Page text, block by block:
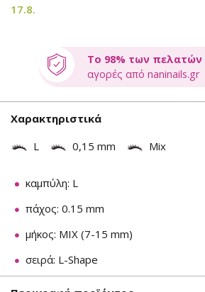
17.8.
Το 98% των πελατών
αγορές από naninails.gr
Χαρακτηριστικά
L 0,15 mm Mix
καμπύλη: L
πάχος: 0.15 mm
μήκος: MIX (7-15 mm)
σειρά: L-Shape